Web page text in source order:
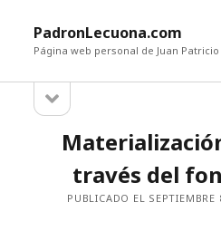
PadronLecuona.com
Página web personal de Juan
b
través del
PUBLICADO EL SEPTIEMBRE